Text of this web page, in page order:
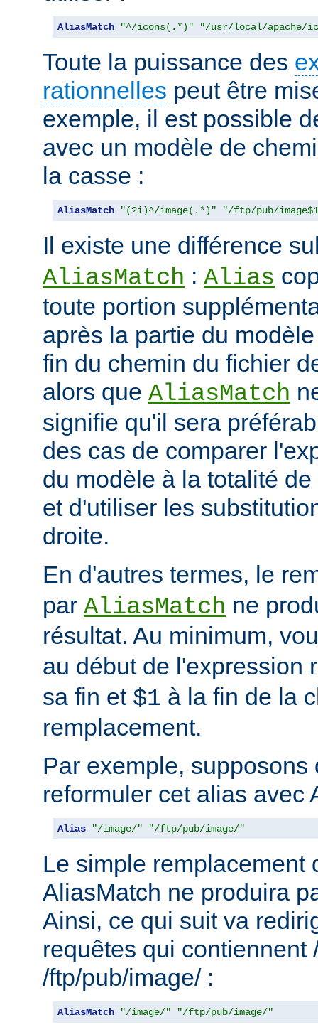
AliasMatch "^/icons(.*)" "/usr/local/apache/
Toute la puissance des
rationnelles peut être
exemple, il est possible
avec un modèle de
la casse :
AliasMatch "(?i)^/image(.*)" "/ftp/pub/
Il existe une différence
AliasMatch : Alias
toute portion
après la partie du
fin du chemin du fichier
alors que AliasMatch
signifie qu'il sera
des cas de comparer
du modèle à la totalité
et d'utiliser les
droite.
En d'autres termes, le
par AliasMatch ne
résultat. Au minimum,
au début de l'expression
sa fin et $1 à la fin de la
remplacement.
Par exemple,
reformuler cet alias avec
Alias "/image/" "/ftp/pub/image/"
Le simple remplacement
AliasMatch ne produira
Ainsi, ce qui suit va
requêtes qui contiennent
/ftp/pub/image/ :
AliasMatch "/image/" "/ftp/pub/image/"